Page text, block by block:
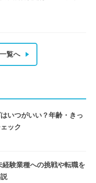
覧へ
いつがいい？年齢・きっ
ック
験業種への挑戦や転職を